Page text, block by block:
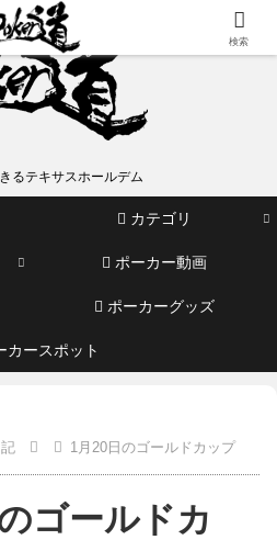
るテキサスホールデム
カテゴリ
ポーカー動画
ポーカーグッズ
カースポット
1月20日のゴールドカップ
ゴールドカ
検索